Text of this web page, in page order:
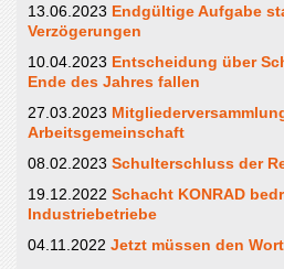
13.06.2023 Endgültige Aufgabe
Verzögerungen
10.04.2023 Entscheidung über
Ende des Jahres fallen
27.03.2023
Arbeitsgemeinschaft
08.02.2023 Schulterschluss der
19.12.2022 Schacht KONRAD
Industriebetriebe
04.11.2022 Jetzt müssen den